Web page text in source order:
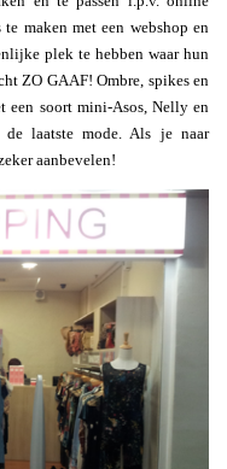
maken met een webshop en
plek te hebben waar hun
ZO GAAF! Ombre, spikes en
een soort mini-Asos, Nelly en
laatste mode. Als je naar
aanbevelen!